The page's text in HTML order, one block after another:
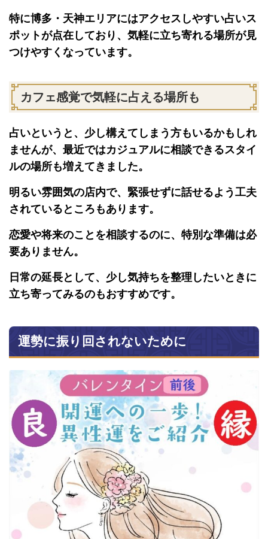
特に博多・天神エリアにはアクセスしやすい占いス
ポットが点在しており、気軽に立ち寄れる場所が見
つけやすくなっています。
カフェ感覚で気軽に占える場所も
占いというと、少し構えてしまう方もいるかもしれ
ませんが、最近ではカジュアルに相談できるスタイ
ルの場所も増えてきました。
明るい雰囲気の店内で、緊張せずに話せるよう工夫
されているところもあります。
恋愛や将来のことを相談するのに、特別な準備は必
要ありません。
日常の延長として、少し気持ちを整理したいときに
立ち寄ってみるのもおすすめです。
運勢に振り回されないために